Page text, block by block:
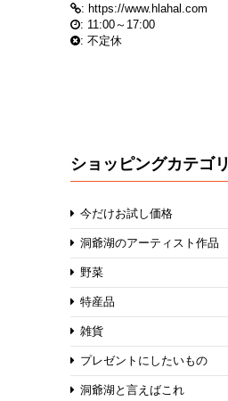
: https://www.hlahal.com
: 11:00～17:00
: 不定休
ショッピングカテゴリ
今だけお試し価格
洞爺湖のアーティスト作品
野菜
特産品
雑貨
プレゼントにしたいもの
洞爺湖と言えばこれ